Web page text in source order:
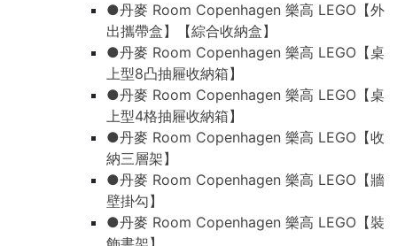
●丹麥 Room Copenhagen 樂高 LEGO【外
出攜帶盒】【綜合收納盒】
●丹麥 Room Copenhagen 樂高 LEGO【桌
上型8凸抽屜收納箱】
●丹麥 Room Copenhagen 樂高 LEGO【桌
上型4格抽屜收納箱】
●丹麥 Room Copenhagen 樂高 LEGO【收
納三層架】
●丹麥 Room Copenhagen 樂高 LEGO【牆
壁掛勾】
●丹麥 Room Copenhagen 樂高 LEGO【裝